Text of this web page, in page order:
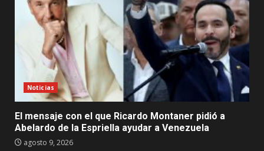
Noticias
El mensaje con el que Ricardo Montaner pidió a
Abelardo de la Espriella ayudar a Venezuela
agosto 9, 2026